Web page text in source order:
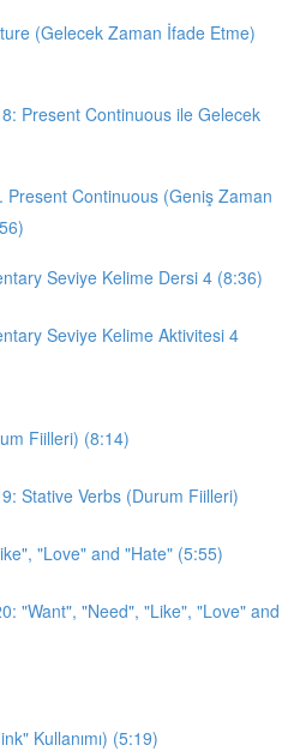
(Gelecek Zaman İfade Etme)
Present Continuous ile Gelecek
Present Continuous (Geniş Zaman
Seviye Kelime Dersi 4 (8:36)
Seviye Kelime Aktivitesi 4
Fiilleri) (8:14)
Stative Verbs (Durum Fiilleri)
"Love" and "Hate" (5:55)
"Want", "Need", "Like", "Love" and
Kullanımı) (5:19)